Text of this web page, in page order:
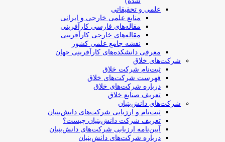
علمی و تحقیقاتی
منابع علمی خارجی و ایرانی
مقاله‌های فارسی کارآفرینی
مقاله‌های خارجی کارآفرینی
نقشه جامع علمی کشور
معرفی دانشکده‌های کارآفرینی جهان
شرکت‌های خلاق
ثبت‌نام شرکت خلاق
فهرست شرکت‌های خلاق
درباره شرکت‌های خلاق
تعریف صنایع خلاق
شرکت‌های دانش‌بنیان
ثبت‌نام و ارزیابی شرکت‌های دانش‌بنیان
تعریف شرکت دانش‌بنیان چیست؟
آیین‌نامه ارزیابی شرکت‌های دانش‌بنیان
درباره شرکت‌های دانش‌بنیان